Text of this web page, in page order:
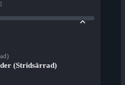
(Stridsärrad)